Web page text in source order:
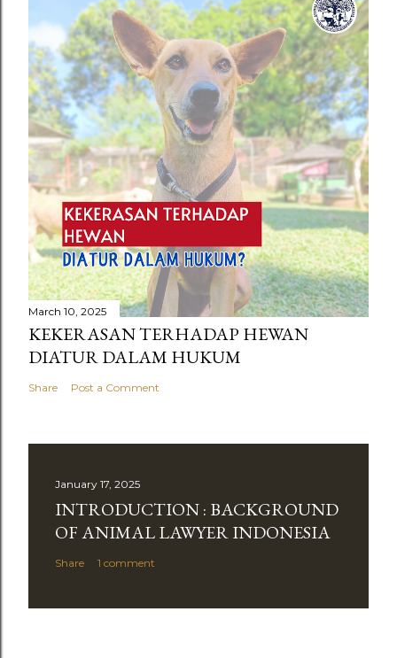
March 10, 2025
KEKERASAN TERHADAP HEWAN
DIATUR DALAM HUKUM
Share Post a Comment
January 17, 2025
INTRODUCTION : BACKGROUND
OF ANIMAL LAWYER INDONESIA
Share 1 comment